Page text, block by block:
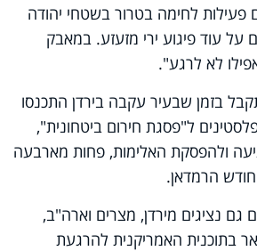
לחימה בטרור בשטחי יהודה
על עוד פיגוע ירי מזעזע. במאבק
לא לרגע".
בזמן שבעיר עקבה בירדן התכנסו
ל"פסגת חירום ביטחונית",
ולהפסקת האלימות, פחות מארבעה
הרמדאן.
נציגים מירדן, מצרים וארה"ב,
בתוכנית האמריקנית להרגעת